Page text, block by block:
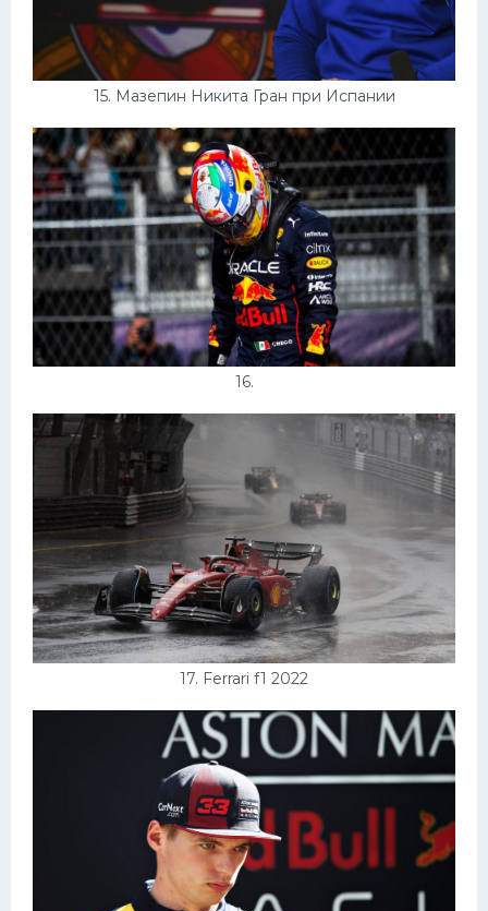
15. Мазепин Никита Гран при Испании
16.
17. Ferrari f1 2022